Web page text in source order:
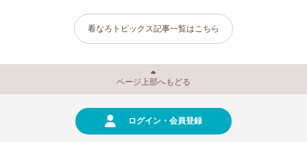
看なろトピックス記事一覧はこちら
ページ上部へもどる
ログイン・会員登録